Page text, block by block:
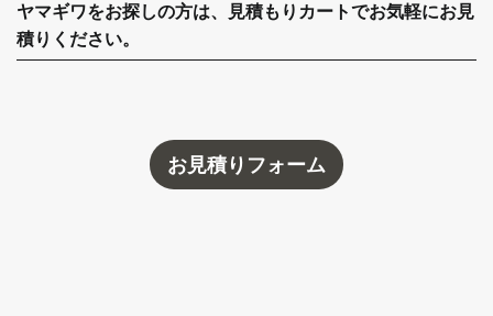
ヤマギワをお探しの方は、見積もりカートでお気軽にお見
積りください。
お見積りフォーム